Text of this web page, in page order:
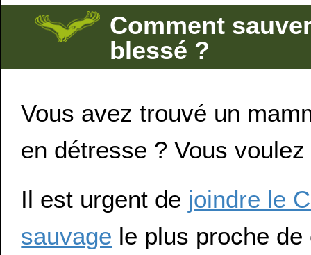
Comment
blessé ?
Vous avez trouvé un
en détresse ? Vous
Il est urgent de joindre le
sauvage le plus proche